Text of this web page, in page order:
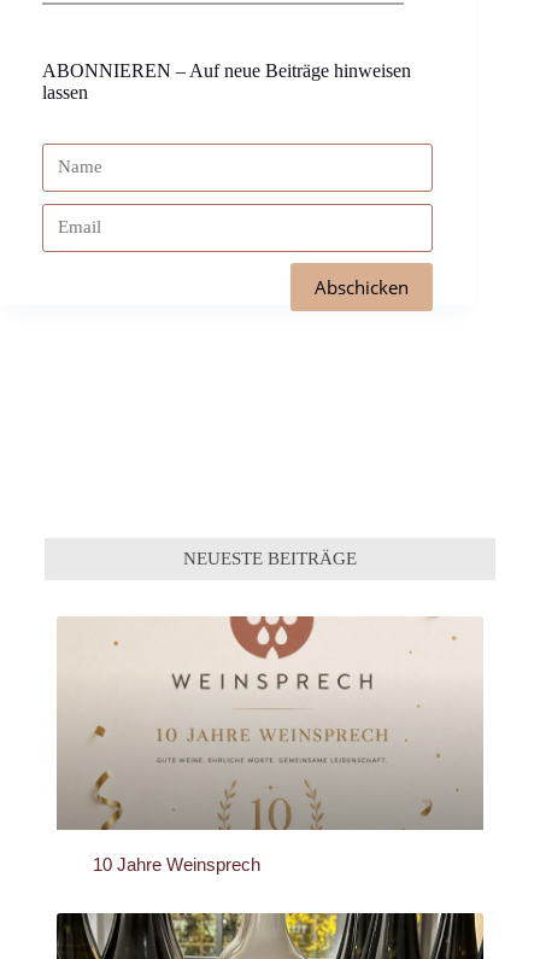
ABONNIEREN – Auf neue Beiträge hinweisen
lassen
NEUESTE BEITRÄGE
10 Jahre Weinsprech